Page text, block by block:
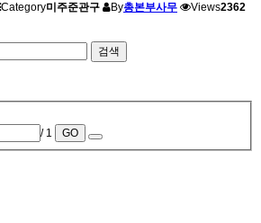
Category미주준관구 By총본부사무 Views2362
검색
/ 1
GO